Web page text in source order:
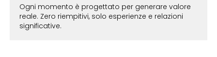
Ogni momento è progettato per generare valore
reale. Zero riempitivi, solo esperienze e relazioni
significative.